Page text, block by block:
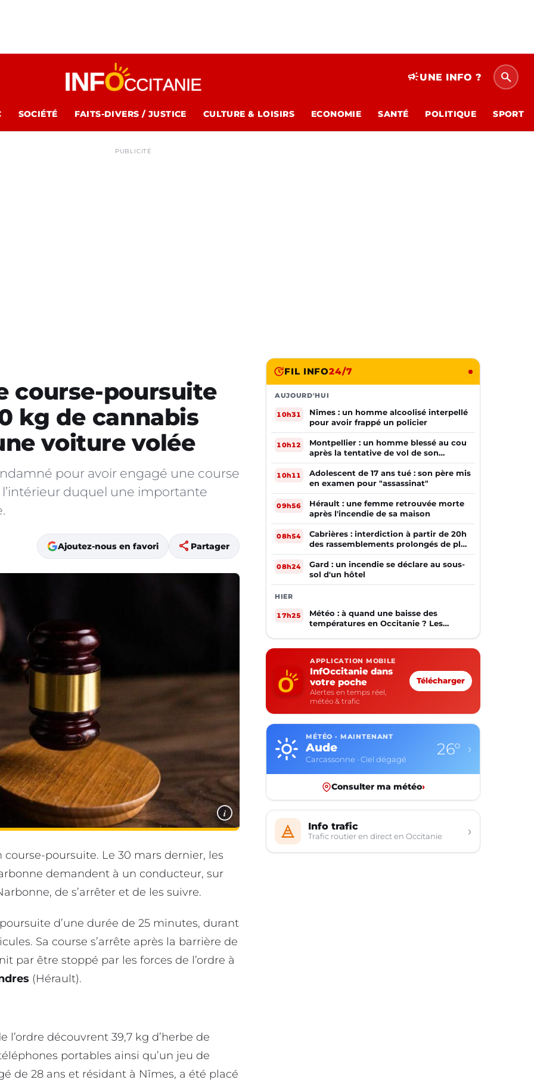
campaignUNE INFO ? search
SOCIÉTÉ FAITS-DIVERS / JUSTICE CULTURE & LOISIRS ECONOMIE SANTÉ POLITIQUE SPORT
PUBLICITÉ
course-poursuite
kg de cannabis
voiture volée
pour avoir engagé une course
l’intérieur duquel une importante
Ajoutez-nous en favori share Partager
i
poursuite. Le 30 mars dernier, les
demandent à un conducteur, sur
de s’arrêter et de les suivre.
d’une durée de 25 minutes, durant
Sa course s’arrête après la barrière de
par être stoppé par les forces de l’ordre à
(Hérault).
l’ordre découvrent 39,7 kg d’herbe de
portables ainsi qu’un jeu de
de 28 ans et résidant à Nîmes, a été placé
FIL INFO24/7
AUJOURD'HUI
10h31
Nîmes : un homme alcoolisé interpellé
pour avoir frappé un policier
10h12
Montpellier : un homme blessé au cou
après la tentative de vol de son
téléphone
10h11
Adolescent de 17 ans tué : son père mis
en examen pour "assassinat"
09h56
Hérault : une femme retrouvée morte
après l'incendie de sa maison
08h54
Cabrières : interdiction à partir de 20h
des rassemblements prolongés de plus
de deux mineurs non accompagnés
d'un adulte
08h24
Gard : un incendie se déclare au sous-
sol d'un hôtel
HIER
17h25
Météo : à quand une baisse des
températures en Occitanie ? Les
APPLICATION MOBILE
InfOccitanie dans
votre poche
Alertes en temps réel,
météo & trafic
Télécharger
MÉTÉO · MAINTENANT
Aude
Carcassonne · Ciel dégagé
26° ›
Consulter ma météo›
Info trafic
Trafic routier en direct en Occitanie ›